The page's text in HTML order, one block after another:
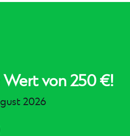
von 250 €!
2026